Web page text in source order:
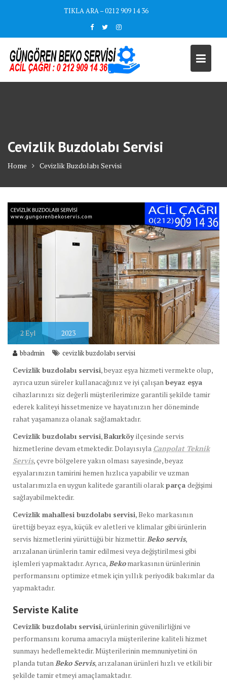
TIKLA ARA – 0212 909 14 36
Cevizlik Buzdolabı Servisi
Home Cevizlik Buzdolabı Servisi
2Eyl 2023
bbadmin cevizlik buzdolabı servisi
Cevizlik buzdolabı servisi, beyaz eşya hizmeti vermekte olup,
ayrıca uzun süreler kullanacağınız ve iyi çalışan beyaz eşya
cihazlarınızı siz değerli müşterilerimize garantili şekilde tamir
ederek kaliteyi hissetmenize ve hayatınızın her döneminde
rahat yaşamanıza olanak sağlamaktadır.
Cevizlik buzdolabı servisi,Bakırköyilçesinde servis
hizmetlerine devam etmektedir. Dolayısıyla Canpolat Teknik
Servis, çevre bölgelere yakın olması sayesinde, beyaz
eşyalarınızın tamirini hemen hızlıca yapabilir ve uzman
ustalarımızla en uygun kalitede garantili olarakparça değişimi
sağlayabilmektedir.
Cevizlik mahallesi buzdolabı servisi, Beko markasının
ürettiği beyaz eşya, küçük ev aletleri ve klimalar gibi ürünlerin
servis hizmetlerini yürüttüğü bir hizmettir. Beko servis,
arızalanan ürünlerin tamir edilmesi veya değiştirilmesi gibi
işlemleri yapmaktadır. Ayrıca, Beko markasının ürünlerinin
performansını optimize etmek için yıllık periyodik bakımlar da
yapmaktadır.
Serviste Kalite
Cevizlik buzdolabı servisi, ürünlerinin güvenilirliğini ve
performansını koruma amacıyla müşterilerine kaliteli hizmet
sunmayı hedeflemektedir. Müşterilerinin memnuniyetini ön
planda tutan Beko Servis, arızalanan ürünleri hızlı ve etkili bir
şekilde tamir etmeyi amaçlamaktadır.